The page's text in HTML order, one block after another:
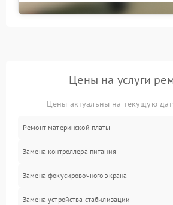
Цены на услуги
Цены актуальны на текущую
Ремонт материнской платы
Замена контроллера питания
Замена фокусировочного экрана
Замена устройства стабилизации